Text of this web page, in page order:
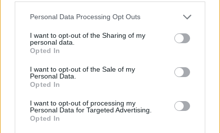
Personal Data Processing Opt Outs
I want to opt-out of the Sharing of my
personal data.
Opted In
I want to opt-out of the Sale of my
Personal Data.
Opted In
I want to opt-out of processing my
Personal Data for Targeted Advertising.
Opted In